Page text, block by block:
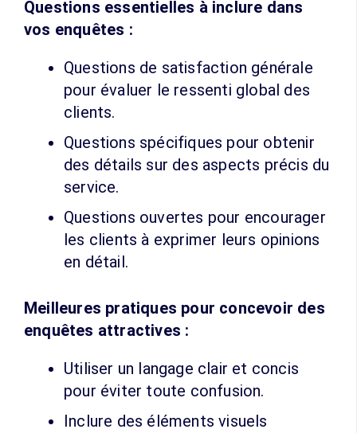
Questions essentielles à inclure dans
vos enquêtes :
Questions de satisfaction générale
pour évaluer le ressenti global des
clients.
Questions spécifiques pour obtenir
des détails sur des aspects précis du
service.
Questions ouvertes pour encourager
les clients à exprimer leurs opinions
en détail.
Meilleures pratiques pour concevoir des
enquêtes attractives :
Utiliser un langage clair et concis
pour éviter toute confusion.
Inclure des éléments visuels